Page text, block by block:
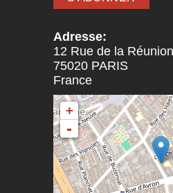
Adresse:
12 Rue de la Réunion
75020 PARIS
France
+
-